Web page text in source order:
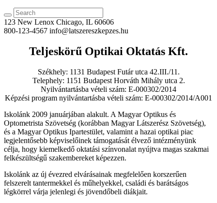
123 New Lenox Chicago, IL 60606
800-123-4567 info@latszereszkepzes.hu
Teljeskörű Optikai Oktatás Kft.
Székhely: 1131 Budapest Futár utca 42.III./11.
Telephely: 1151 Budapest Horváth Mihály utca 2.
Nyilvántartásba vételi szám: E-000302/2014
Képzési program nyilvántartásba vételi szám: E-000302/2014/A001
Iskolánk 2009 januárjában alakult. A Magyar Optikus és
Optometrista Szövetség (korábban Magyar Látszerész Szövetség),
és a Magyar Optikus Ipartestület, valamint a hazai optikai piac
legjelentősebb képviselőinek támogatását élvező intézményünk
célja, hogy kiemelkedő oktatási színvonalat nyújtva magas szakmai
felkészültségű szakembereket képezzen.
Iskolánk az új évezred elvárásainak megfelelően korszerűen
felszerelt tantermekkel és műhelyekkel, családi és barátságos
légkörrel várja jelenlegi és jövendőbeli diákjait.